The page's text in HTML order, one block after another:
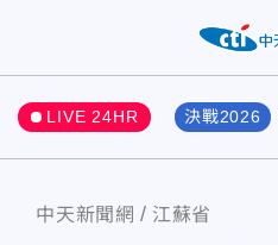
LIVE 24HR 決戰2026
中天新聞網 江蘇省